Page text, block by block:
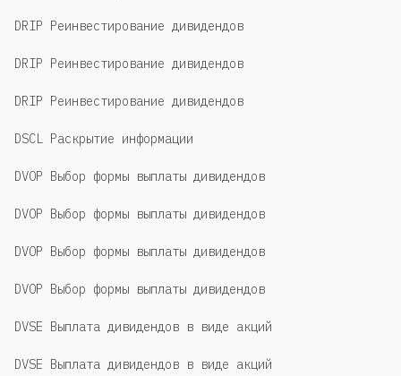
DRIP Реинвестирование дивидендов
DRIP Реинвестирование дивидендов
DRIP Реинвестирование дивидендов
DSCL Раскрытие информации
DVOP Выбор формы выплаты дивидендов
DVOP Выбор формы выплаты дивидендов
DVOP Выбор формы выплаты дивидендов
DVOP Выбор формы выплаты дивидендов
DVSE Выплата дивидендов в виде акций
DVSE Выплата дивидендов в виде акций